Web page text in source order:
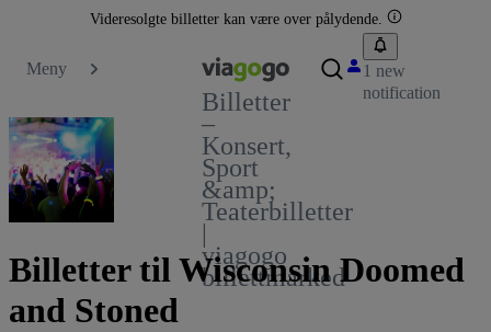
Videresolgte billetter kan være over pålydende.
Meny
Billetter
–
Konsert,
Sport
&amp;
Teaterbilletter
|
viagogo
billettmarked
1 new
notification
Billetter til Wisconsin Doomed
and Stoned